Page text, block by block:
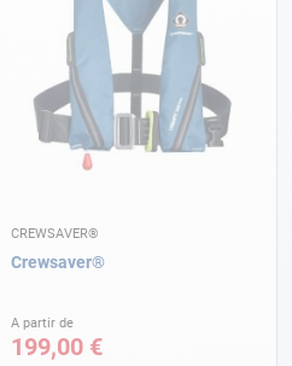
CREWSAVER®
Crewsaver®
A partir de
199,00 €